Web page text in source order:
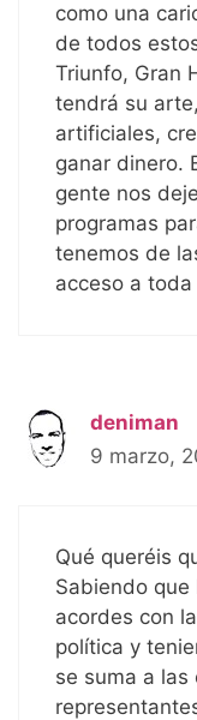
como una
de todos
Triunfo, Gran
tendrá su
artificiales,
ganar dinero.
gente nos
programas
tenemos de
acceso a
deniman
9 marzo,
Qué queréis
Sabiendo
acordes con
política y
se suma a las